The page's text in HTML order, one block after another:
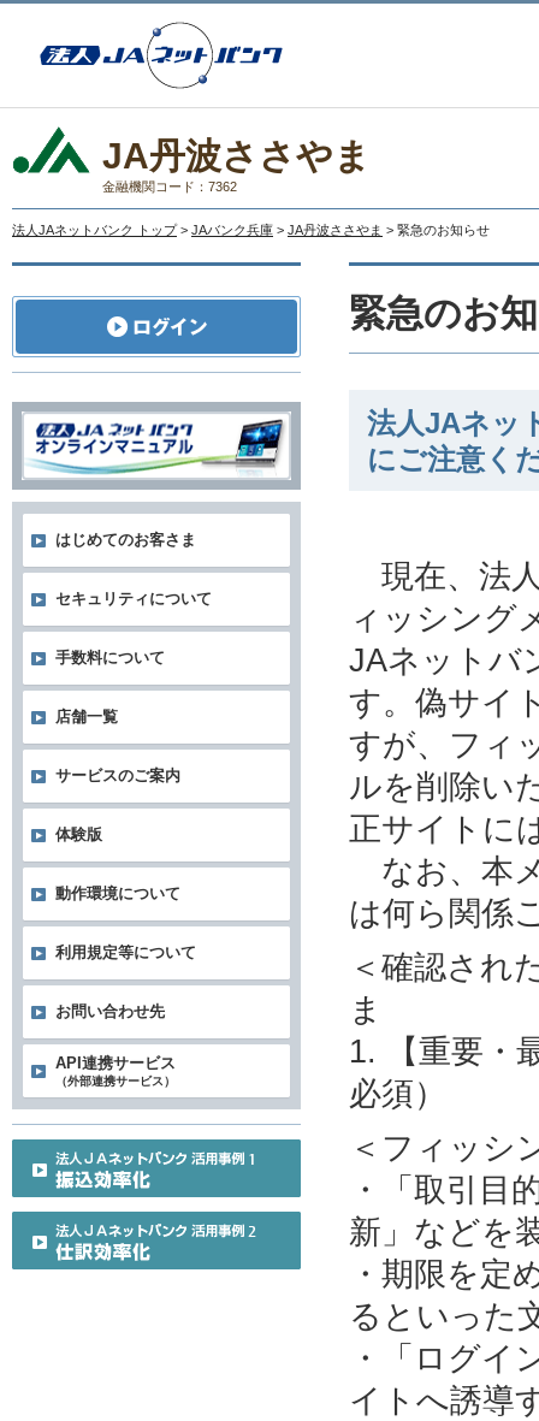
JA丹波ささやま
金融機関コード：7362
法人JAネットバンク トップ > JAバンク兵庫 > JA丹波ささやま > 緊急のお知らせ
緊急のお
法人JAネッ
にご注意く
現在、法
ィッシング
JAネットバ
す。偽サイ
すが、フィ
ルを削除い
正サイトに
なお、本
は何ら関係
＜確認され
ま
1. 【重要・
必須）
＜フィッシ
・「取引目
新」などを
・期限を定
るといった
・「ログイ
イトへ誘導
はじめてのお客さま
セキュリティについて
手数料について
店舗一覧
サービスのご案内
体験版
動作環境について
利用規定等について
お問い合わせ先
API連携サービス
（外部連携サービス）